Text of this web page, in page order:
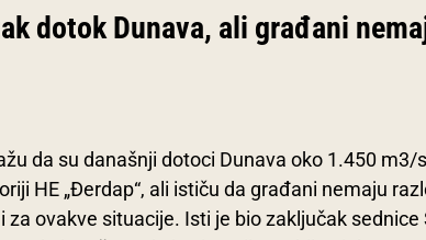
dotok Dunava, ali građani
da su današnji dotoci Dunava oko 1.450 m3/
HE „Đerdap“, ali ističu da građani nemaju
za ovakve situacije. Isti je bio zaključak sednice